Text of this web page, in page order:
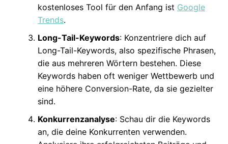
kostenloses Tool für den Anfang ist Google
Trends.
Long-Tail-Keywords: Konzentriere dich auf
Long-Tail-Keywords, also spezifische Phrasen,
die aus mehreren Wörtern bestehen. Diese
Keywords haben oft weniger Wettbewerb und
eine höhere Conversion-Rate, da sie gezielter
sind.
Konkurrenzanalyse: Schau dir die Keywords
an, die deine Konkurrenten verwenden.